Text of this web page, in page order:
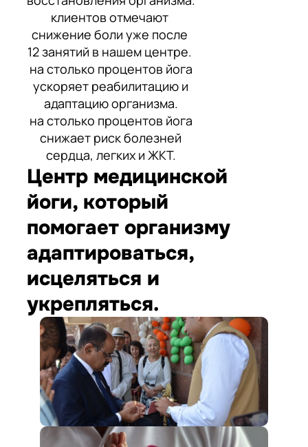
клиентов отмечают
снижение боли уже после
12 занятий в нашем центре.
на столько процентов йога
ускоряет реабилитацию и
адаптацию организма.
на столько процентов йога
снижает риск болезней
сердца, легких и ЖКТ.
Центр медицинской
йоги, который
помогает организму
адаптироваться,
исцеляться и
укрепляться.